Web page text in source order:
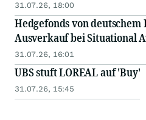
31.07.26, 18:00
Hedgefonds von
Ausverkauf bei Situational
31.07.26, 16:01
UBS stuft LOREAL auf 'Buy'
31.07.26, 15:45